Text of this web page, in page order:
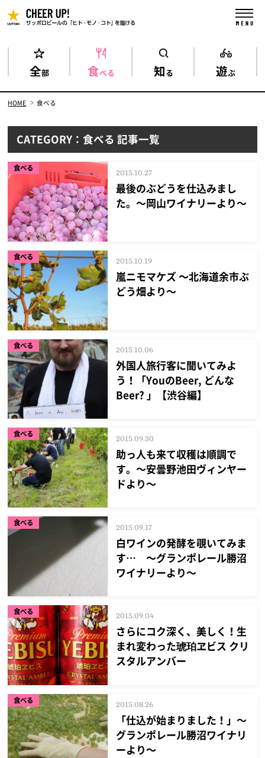
全部 食べる 知る 遊ぶ
HOME 食べる
CATEGORY：食べる 記事一覧
食べる 2015.10.27
最後のぶどうを仕込みまし
た。～岡山ワイナリーより～
食べる 2015.10.19
嵐ニモマケズ ～北海道余市ぶ
どう畑より～
食べる 2015.10.06
外国人旅行客に聞いてみよ
う！「YouのBeer, どんな
Beer? 」【渋谷編】
食べる 2015.09.30
助っ人も来て収穫は順調で
す。～安曇野池田ヴィンヤー
ドより～
食べる 2015.09.17
白ワインの発酵を覗いてみま
す… ～グランポレール勝沼
ワイナリーより～
食べる 2015.09.04
さらにコク深く、美しく！生
まれ変わった琥珀ヱビス クリ
スタルアンバー
食べる 2015.08.26
「仕込が始まりました！」～
グランポレール勝沼ワイナリ
ーより～